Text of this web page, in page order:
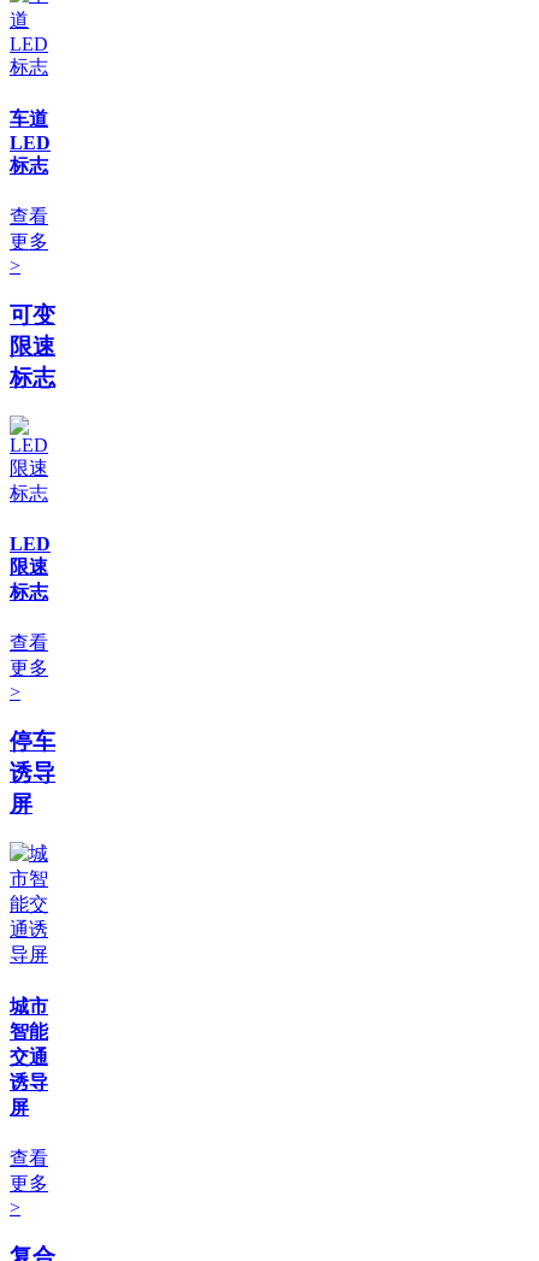
车道
LED
标志
查看
更多
>
可变
限速
标志
LED
限速
标志
查看
更多
>
停车
诱导
屏
城市
智能
交通
诱导
屏
查看
更多
>